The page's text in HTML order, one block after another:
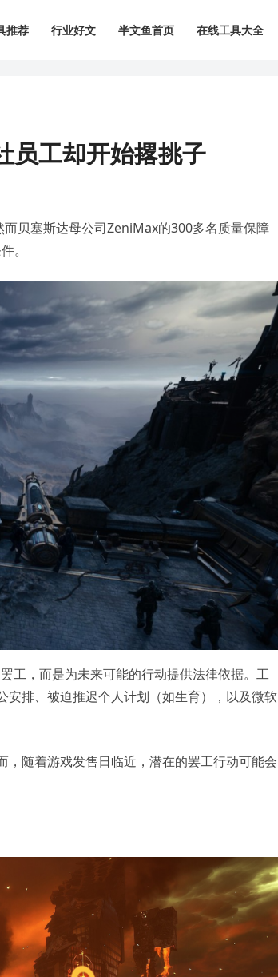
推荐 行业好文 半文鱼首页 在线工具大全
员工却开始撂挑子
贝塞斯达母公司ZeniMax的300多名质量保障
。
工，而是为未来可能的行动提供法律依据。工
排、被迫推迟个人计划（如生育），以及微软
随着游戏发售日临近，潜在的罢工行动可能会